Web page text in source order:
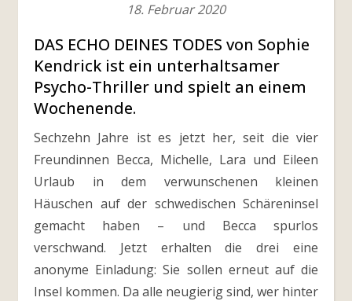
18. Februar 2020
DAS ECHO DEINES TODES von Sophie
Kendrick ist ein unterhaltsamer
Psycho-Thriller und spielt an einem
Wochenende.
Sechzehn Jahre ist es jetzt her, seit die vier
Freundinnen Becca, Michelle, Lara und Eileen
Urlaub in dem verwunschenen kleinen
Häuschen auf der schwedischen Schäreninsel
gemacht haben – und Becca spurlos
verschwand. Jetzt erhalten die drei eine
anonyme Einladung: Sie sollen erneut auf die
Insel kommen. Da alle neugierig sind, wer hinter